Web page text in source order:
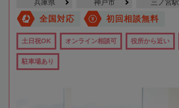
兵庫県 神戸市 三ノ宮駅
全国対応 初回相談無料
土日祝OK オンライン相談可 役所から近い
駐車場あり